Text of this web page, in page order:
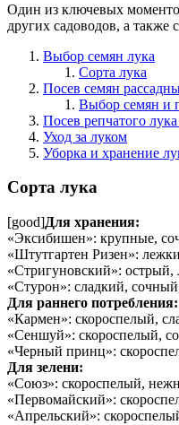
Один из ключевых
других садоводов, а также
Выбор семян лука
Сорта лука
Посев семян
Выбор семян и
Посев репчатого
Уход за луком
Уборка и хранение
Сорта лука
[good]Для хранения:
«Эксибишен»: крупные,
«Штутгартен Ризен»:
«Стригуновский»:
«Стурон»: сладкий,
Для раннего потребления:
«Кармен»: скороспелый,
«Сеншуй»: скороспелый,
«Черный принц»:
Для зелени:
«Союз»: скороспелый,
«Первомайский»:
«Апрельский»: